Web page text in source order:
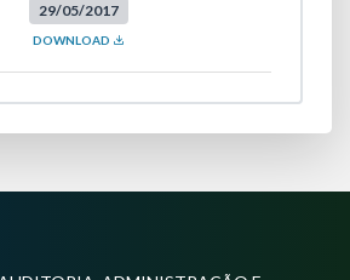
29/05/2017
DOWNLOAD